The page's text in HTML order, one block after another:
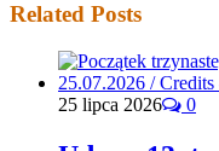
Related Posts
25 lipca 2026 0